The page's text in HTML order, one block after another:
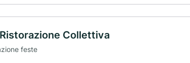
Collettiva
feste